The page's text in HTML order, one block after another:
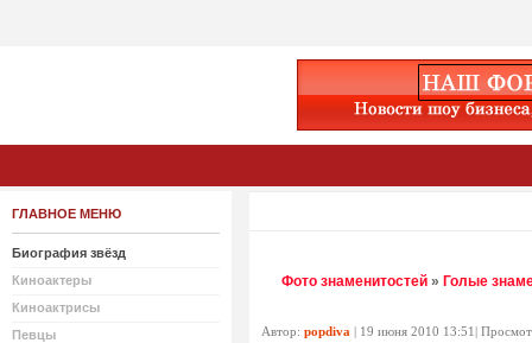
ГЛАВНОЕ МЕНЮ
Биография звёзд
Киноактеры
Киноактрисы
Певцы
Фото знаменитостей » Голые
Автор: popdiva | 19 июня 2010 13:51|